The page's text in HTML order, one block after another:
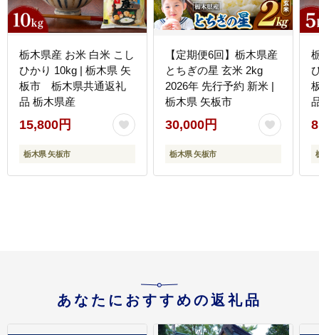
栃木県産 お米 白米 こし
ひかり 10kg | 栃木県 矢
板市 栃木県共通返礼
品 栃木県産
15,800円
栃木県 矢板市
【定期便6回】栃木県産
とちぎの星 玄米 2kg
2026年 先行予約 新米 |
栃木県 矢板市
30,000円
栃木県 矢板市
あなたにおすすめの返礼品